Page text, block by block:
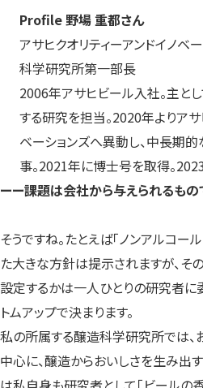
Profile 野場 重都さん
アサヒクオリティーアンドイノ
科学研究所第一部長
2006年アサヒビール入社。主と
する研究を担当。2020年よりアサ
ベーションズへ異動し、中長期
事。2021年に博士号を取得。
ーー課題は会社から与えられるもの
そうですね。たとえば「ノンアルコー
た大きな方針は提示されますが、そ
設定するかは一人ひとりの研究者に
トムアップで決まります。
私の所属する醸造科学研究所では、
中心に、醸造からおいしさを生み出